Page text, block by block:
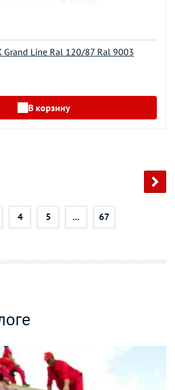
Grand Line Ral 120/87 Ral 9003
В корзину
4 5 ... 67